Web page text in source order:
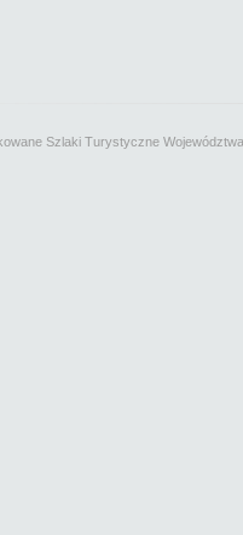
Szlaki Turystyczne